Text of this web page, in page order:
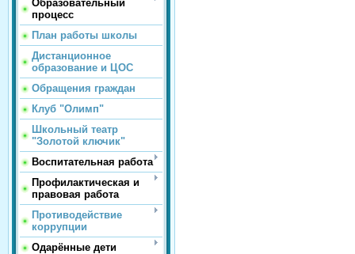
Образовательный
процесс
План работы школы
Дистанционное
образование и ЦОС
Обращения граждан
Клуб "Олимп"
Школьный театр
"Золотой ключик"
Воспитательная работа
Профилактическая и
правовая работа
Противодействие
коррупции
Одарённые дети